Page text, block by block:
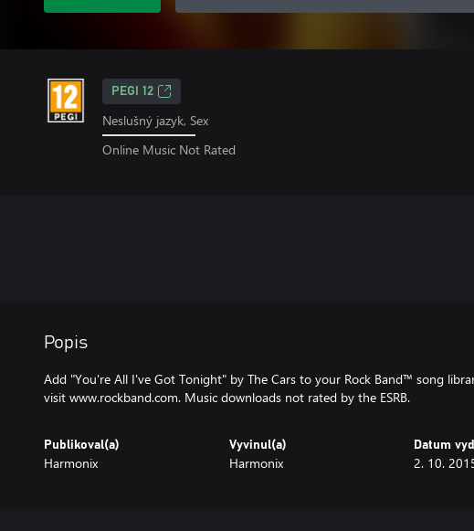
PEGI 12
Neslušný jazyk, Sex
Online Music Not Rated
Popis
Add "You're All I've Got Tonight" by The Cars to your Rock Band™ song
visit www.rockband.com. Music downloads not rated by the ESRB.
Publikoval(a)
Harmonix
Vyvinul(a)
Harmonix
Datum
2. 10.